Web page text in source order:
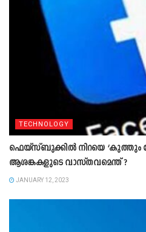
TECHNOLOGY
ഫെയ്‌‌സ്‌ബുക്കിൽ നിറയെ ‘കുത്തും
ആശങ്കകളുടെ വാസ്‌തവമെന്ത്‌ ?
JANUARY 12, 2023